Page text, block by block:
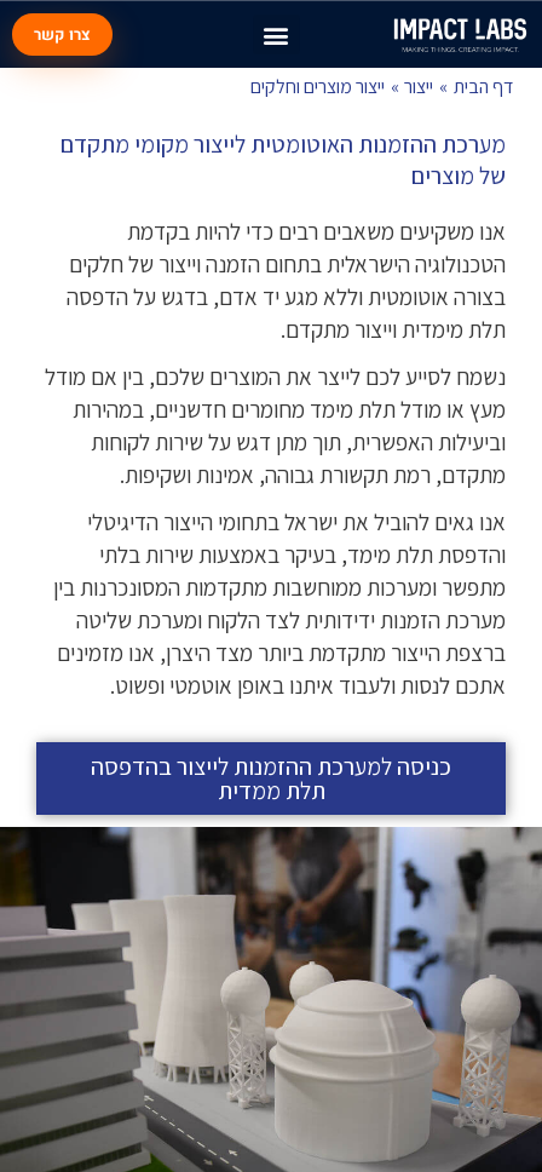
צרו קשר
דף הבית ייצור ייצור מוצרים וחלקים
מערכת ההזמנות האוטומטית לייצור מקומי מתקדם
של מוצרים
אנו משקיעים משאבים רבים כדי להיות בקדמת
הטכנולוגיה הישראלית בתחום הזמנה וייצור של חלקים
בצורה אוטומטית וללא מגע יד אדם, בדגש על הדפסה
תלת מימדית וייצור מתקדם.
נשמח לסייע לכם לייצר את המוצרים שלכם, בין אם מודל
מעץ או מודל תלת מימד מחומרים חדשניים, במהירות
וביעילות האפשרית, תוך מתן דגש על שירות לקוחות
מתקדם, רמת תקשורת גבוהה, אמינות ושקיפות.
אנו גאים להוביל את ישראל בתחומי הייצור הדיגיטלי
והדפסת תלת מימד, בעיקר באמצעות שירות בלתי
מתפשר ומערכות ממוחשבות מתקדמות המסונכרנות בין
מערכת הזמנות ידידותית לצד הלקוח ומערכת שליטה
ברצפת הייצור מתקדמת ביותר מצד היצרן, אנו מזמינים
אתכם לנסות ולעבוד איתנו באופן אוטמטי ופשוט.
כניסה למערכת ההזמנות לייצור בהדפסה
תלת ממדית